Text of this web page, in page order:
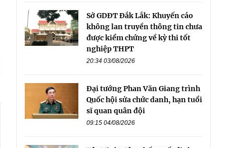
Sở GDĐT Đắk Lắk: Khuyến cáo
không lan truyền thông tin chưa
được kiểm chứng về kỳ thi tốt
nghiệp THPT
20:34 03/08/2026
Đại tướng Phan Văn Giang trình
Quốc hội sửa chức danh, hạn tuổi
sĩ quan quân đội
09:15 04/08/2026